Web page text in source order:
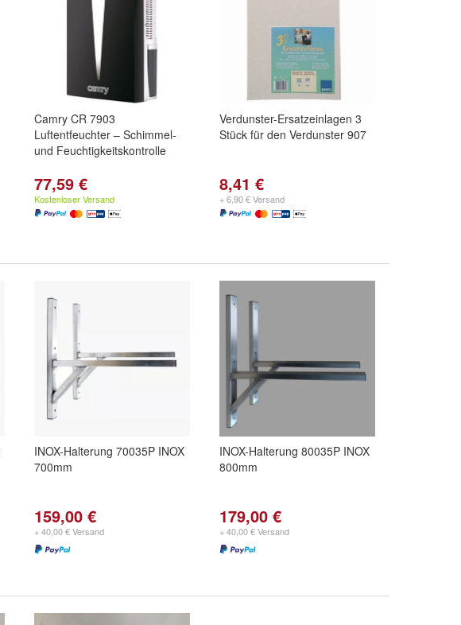
Camry CR 7903
Luftentfeuchter – Schimmel-
und Feuchtigkeitskontrolle
77,59 €
Kostenloser Versand
Verdunster-Ersatzeinlagen 3
Stück für den Verdunster 907
8,41 €
+ 6,90 € Versand
INOX-Halterung 70035P INOX
700mm
159,00 €
+ 40,00 € Versand
INOX-Halterung 80035P INOX
800mm
179,00 €
+ 40,00 € Versand